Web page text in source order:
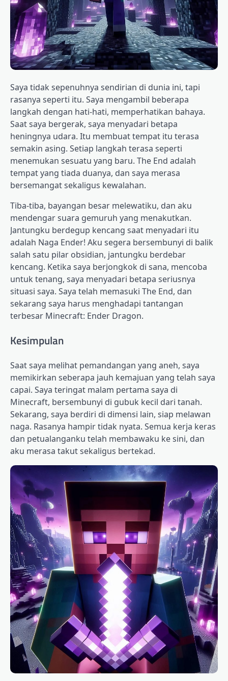
Saya tidak sepenuhnya sendirian di dunia ini, tapi
rasanya seperti itu. Saya mengambil beberapa
langkah dengan hati-hati, memperhatikan bahaya.
Saat saya bergerak, saya menyadari betapa
heningnya udara. Itu membuat tempat itu terasa
semakin asing. Setiap langkah terasa seperti
menemukan sesuatu yang baru. The End adalah
tempat yang tiada duanya, dan saya merasa
bersemangat sekaligus kewalahan.
Tiba-tiba, bayangan besar melewatiku, dan aku
mendengar suara gemuruh yang menakutkan.
Jantungku berdegup kencang saat menyadari itu
adalah Naga Ender! Aku segera bersembunyi di balik
salah satu pilar obsidian, jantungku berdebar
kencang. Ketika saya berjongkok di sana, mencoba
untuk tenang, saya menyadari betapa seriusnya
situasi saya. Saya telah memasuki The End, dan
sekarang saya harus menghadapi tantangan
terbesar Minecraft: Ender Dragon.
Kesimpulan
Saat saya melihat pemandangan yang aneh, saya
memikirkan seberapa jauh kemajuan yang telah saya
capai. Saya teringat malam pertama saya di
Minecraft, bersembunyi di gubuk kecil dari tanah.
Sekarang, saya berdiri di dimensi lain, siap melawan
naga. Rasanya hampir tidak nyata. Semua kerja keras
dan petualanganku telah membawaku ke sini, dan
aku merasa takut sekaligus bertekad.